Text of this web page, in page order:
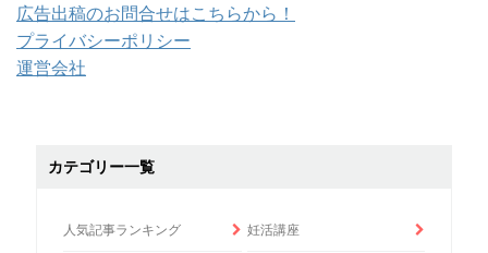
広告出稿のお問合せはこちらから！
プライバシーポリシー
運営会社
カテゴリー一覧
人気記事ランキング 妊活講座